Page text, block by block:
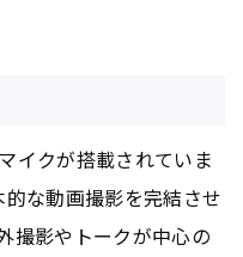
イクが搭載されていま
な動画撮影を完結させ
撮影やトークが中心の